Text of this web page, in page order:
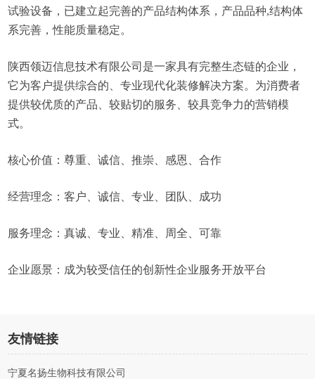
试验设备，已建立起完善的产品结构体系，产品品种,结构体
系完善，性能质量稳定。
陕西领迈信息技术有限公司是一家具有完整生态链的企业，
它为客户提供综合的、专业现代化装修解决方案。为消费者
提供较优质的产品、较贴切的服务、较具竞争力的营销模
式。
核心价值：尊重、诚信、推崇、感恩、合作
经营理念：客户、诚信、专业、团队、成功
服务理念：真诚、专业、精准、周全、可靠
企业愿景：成为较受信任的创新性企业服务开放平台
友情链接
宁夏名扬生物科技有限公司